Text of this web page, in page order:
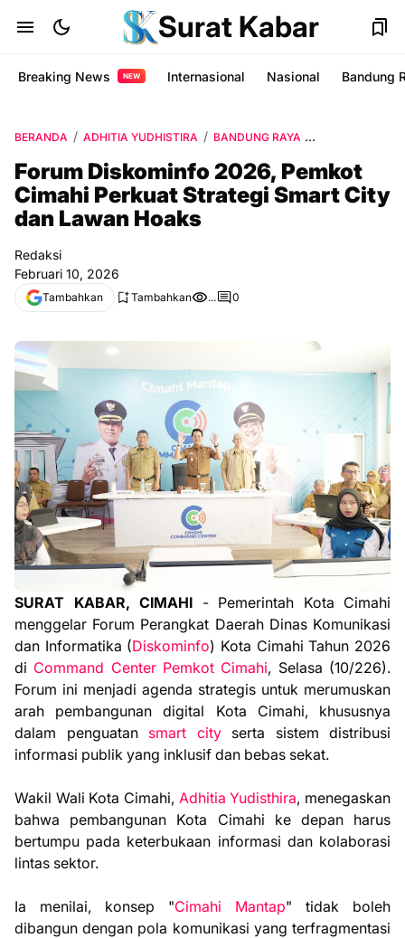
Surat Kabar
Breaking News NEW Internasional Nasional Bandung
BERANDA ADHITIA YUDHISTIRA BANDUNG RAYA
Forum Diskominfo 2026, Pemkot
Cimahi Perkuat Strategi Smart City
dan Lawan Hoaks
Redaksi
Februari 10, 2026
Tambahkan Tambahkan ... 0
SURAT KABAR, CIMAHI - Pemerintah Kota Cimahi
menggelar Forum Perangkat Daerah Dinas Komunikasi
dan Informatika (Diskominfo) Kota Cimahi Tahun 2026
di Command Center Pemkot Cimahi, Selasa (10/226).
Forum ini menjadi agenda strategis untuk merumuskan
arah pembangunan digital Kota Cimahi, khususnya
dalam penguatan smart cityserta sistem distribusi
informasi publik yang inklusif dan bebas sekat.
Wakil Wali Kota Cimahi, Adhitia Yudisthira, menegaskan
bahwa pembangunan Kota Cimahi ke depan harus
bertumpu pada keterbukaan informasi dan kolaborasi
lintas sektor.
Ia menilai, konsep "Cimahi Mantap" tidak boleh
dibangun dengan pola komunikasi yang terfragmentasi